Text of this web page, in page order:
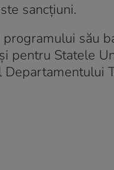
sancțiuni.
său
pentru Statele